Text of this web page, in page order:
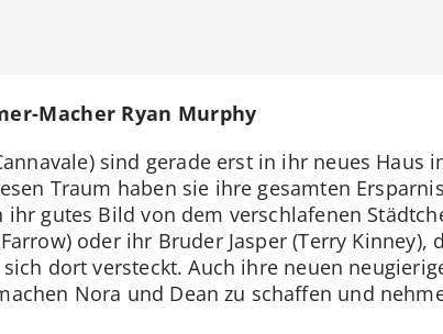
Macher Ryan Murphy
sind gerade erst in ihr neues Haus
Traum haben sie ihre gesamten
gutes Bild von dem verschlafenen
oder ihr Bruder Jasper (Terry Kinney),
dort versteckt. Auch ihre neuen
Nora und Dean zu schaffen und